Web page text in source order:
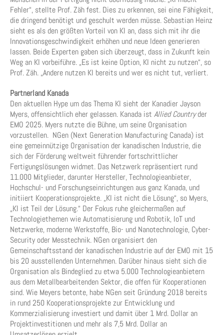
Fehler“, stellte Prof. Zäh fest. Dies zu erkennen, sei eine Fähigkeit,
die dringend benötigt und geschult werden müsse. Sebastian Heinz
sieht es als den größten Vorteil von KI an, dass sich mit ihr die
Innovationsgeschwindigkeit erhöhen und neue Ideen generieren
lassen. Beide Experten gaben sich überzeugt, dass in Zukunft kein
Weg an KI vorbeiführe. „Es ist keine Option, KI nicht zu nutzen“, so
Prof. Zäh. „Andere nutzen KI bereits und wer es nicht tut, verliert.
Partnerland Kanada
Den aktuellen Hype um das Thema KI sieht der Kanadier Jayson
Myers, offensichtlich eher gelassen. Kanada ist Allied Countryder
EMO 2025. Myers nutzte die Bühne, um seine Organisation
vorzustellen. NGen (Next Generation Manufacturing Canada) ist
eine gemeinnützige Organisation der kanadischen Industrie, die
sich der Förderung weltweit führender fortschrittlicher
Fertigungslösungen widmet. Das Netzwerk repräsentiert rund
11.000 Mitglieder, darunter Hersteller, Technologieanbieter,
Hochschul- und Forschungseinrichtungen aus ganz Kanada, und
initiiert Kooperationsprojekte. „KI ist nicht die Lösung“, so Myers,
„KI ist Teil der Lösung.“ Der Fokus ruhe gleichermaßen auf
Technologiethemen wie Automatisierung und Robotik, IoT und
Netzwerke, moderne Werkstoffe, Bio- und Nanotechnologie, Cyber-
Security oder Messtechnik. NGen organisiert den
Gemeinschaftsstand der kanadischen Industrie auf der EMO mit 15
bis 20 ausstellenden Unternehmen. Darüber hinaus sieht sich die
Organisation als Bindeglied zu etwa 5.000 Technologieanbietern
aus dem Metallbearbeitenden Sektor, die offen für Kooperationen
sind. Wie Meyers betonte, habe NGen seit Gründung 2018 bereits
in rund 250 Kooperationsprojekte zur Entwicklung und
Kommerzialisierung investiert und damit über 1 Mrd. Dollar an
Projektinvestitionen und mehr als 7,5 Mrd. Dollar an